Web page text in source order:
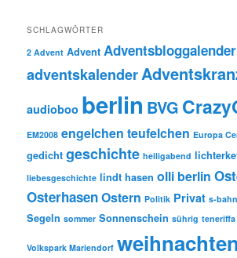
SCHLAGWÖRTER
2 Advent Advent Adventsbloggalender
adventskalender
audioboo berlin BVG
EM2008 engelchen teufelchen Europa
gedicht geschichte heiligabend
liebesgeschichte lindt hasen olli berlin
OsterhasenOstern Politik Privat s-bahn
Segeln sommer Sonnenschein sührig teneriffa
Volkspark Mariendorf